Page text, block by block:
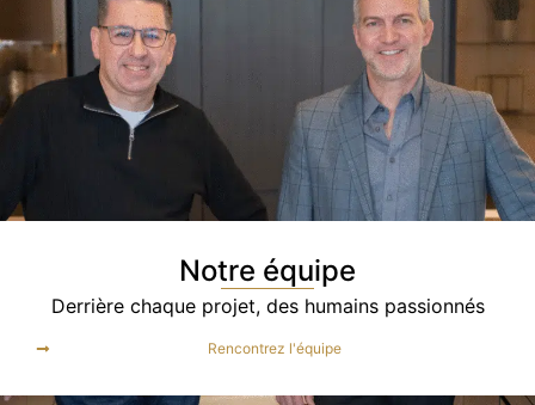
Notre équipe
Derrière chaque projet, des humains passionnés
Rencontrez l'équipe